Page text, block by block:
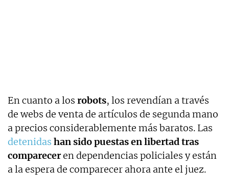
En cuanto a los robots, los revendían a través
de webs de venta de artículos de segunda mano
a precios considerablemente más baratos. Las
detenidas han sido puestas en libertad tras
compareceren dependencias policiales y están
a la espera de comparecer ahora ante el juez.